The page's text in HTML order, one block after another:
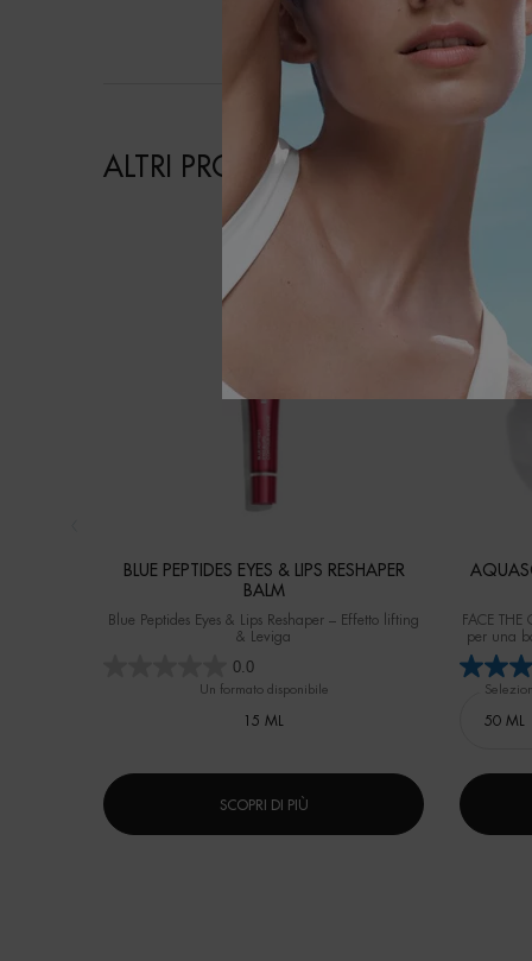
ALTRI PRODOTTI PER TE
BLUE PEPTIDES EYES & LIPS RESHAPER
BALM
Blue Peptides Eyes & Lips Reshaper – Effetto lifting
& Leviga
0.0
Un formato disponibile
15 ML
SCOPRI DI PIÙ
FACE
per una
Test